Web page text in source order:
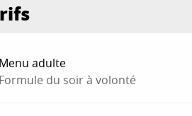
Tarifs 2026
Menu adulte
Formule du soir à volonté